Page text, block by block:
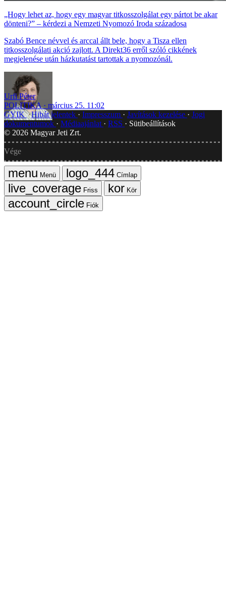
„Hogy lehet az, hogy egy magyar titkosszolgálat egy pártot be akar
dönteni?” – kérdezi a Nemzeti Nyomozó Iroda századosa
Szabó Bence névvel és arccal állt bele, hogy a Tisza ellen
titkosszolgálati akció zajlott. A Direkt36 erről szóló cikkének
megjelenése után házkutatást tartottak a nyomozónál.
Urfi Péter
POLITIKA
március 25. 11:02
GYIK Hibát jelentek Impresszum Javítások kezelése
Jogi
dokumentumok
Médiaajánlat RSS
Sütibeállítások
© 2026 Magyar Jeti Zrt.
Vége
Menü
Címlap
Friss
Kör
Fiók